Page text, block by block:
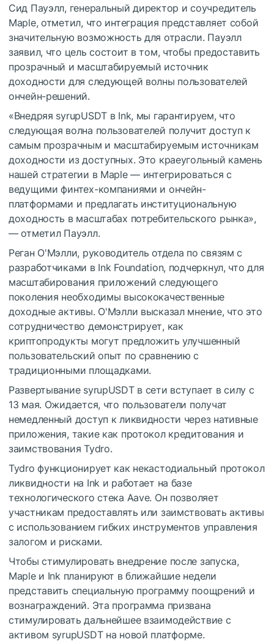
Сид Пауэлл, генеральный директор и соучредитель
Maple, отметил, что интеграция представляет собой
значительную возможность для отрасли. Пауэлл
заявил, что цель состоит в том, чтобы предоставить
прозрачный и масштабируемый источник
доходности для следующей волны пользователей
ончейн-решений.
«Внедряя syrupUSDT в Ink, мы гарантируем, что
следующая волна пользователей получит доступ к
самым прозрачным и масштабируемым источникам
доходности из доступных. Это краеугольный камень
нашей стратегии в Maple — интегрироваться с
ведущими финтех-компаниями и ончейн-
платформами и предлагать институциональную
доходность в масштабах потребительского рынка»,
— отметил Пауэлл.
Реган О'Мэлли, руководитель отдела по связям с
разработчиками в Ink Foundation, подчеркнул, что для
масштабирования приложений следующего
поколения необходимы высококачественные
доходные активы. О'Мэлли высказал мнение, что это
сотрудничество демонстрирует, как
криптопродукты могут предложить улучшенный
пользовательский опыт по сравнению с
традиционными площадками.
Развертывание syrupUSDT в сети вступает в силу с
13 мая. Ожидается, что пользователи получат
немедленный доступ к ликвидности через нативные
приложения, такие как протокол кредитования и
заимствования Tydro.
Tydro функционирует как некастодиальный протокол
ликвидности на Ink и работает на базе
технологического стека Aave. Он позволяет
участникам предоставлять или заимствовать активы
с использованием гибких инструментов управления
залогом и рисками.
Чтобы стимулировать внедрение после запуска,
Maple и Ink планируют в ближайшие недели
представить специальную программу поощрений и
вознаграждений. Эта программа призвана
стимулировать дальнейшее взаимодействие с
активом syrupUSDT на новой платформе.